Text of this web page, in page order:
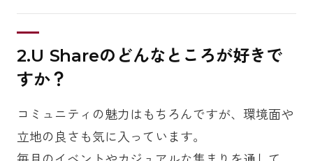
2.U Shareのどんなところが好きで
すか？
コミュニティの魅力はもちろんですが、環境面や
立地の良さも気に入っています。